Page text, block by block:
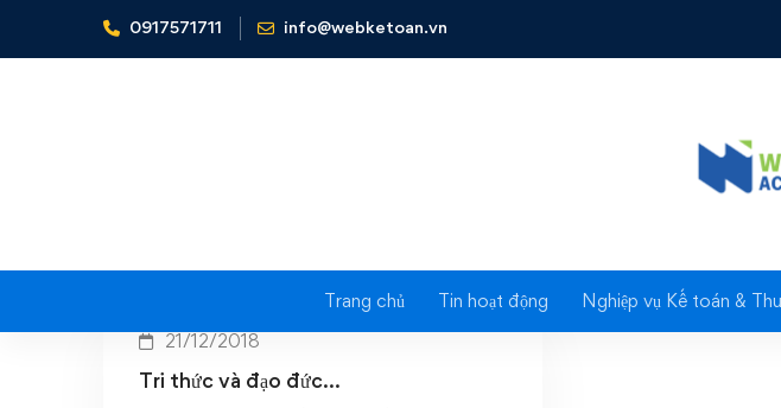
0917571711 info@webketoan.vn
Trang chủ Tin hoạt động Nghiệp vụ Kế toán &
Home tri thức
21/12/2018
Tri thức và đạo đức…